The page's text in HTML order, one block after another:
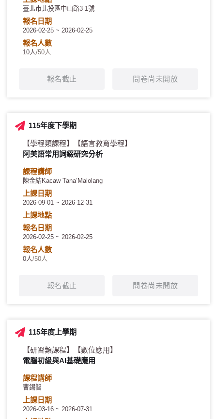
臺北市北投區中山路3-1號
報名日期
2026-02-25 ~ 2026-02-25
報名人數
10人/50人
報名截止 問卷尚未開放
115年度下學期
【學程類課程】
【語言教育學程】
阿美語常用詞綴研究分析
課程講師
陳金結Kacaw Tana’Malolang
上課日期
2026-09-01 ~ 2026-12-31
上課地點
報名日期
2026-02-25 ~ 2026-02-25
報名人數
0人/50人
報名截止 問卷尚未開放
115年度上學期
【研習類課程】
【數位應用】
電腦初級與AI基礎應用
課程講師
曹錫智
上課日期
2026-03-16 ~ 2026-07-31